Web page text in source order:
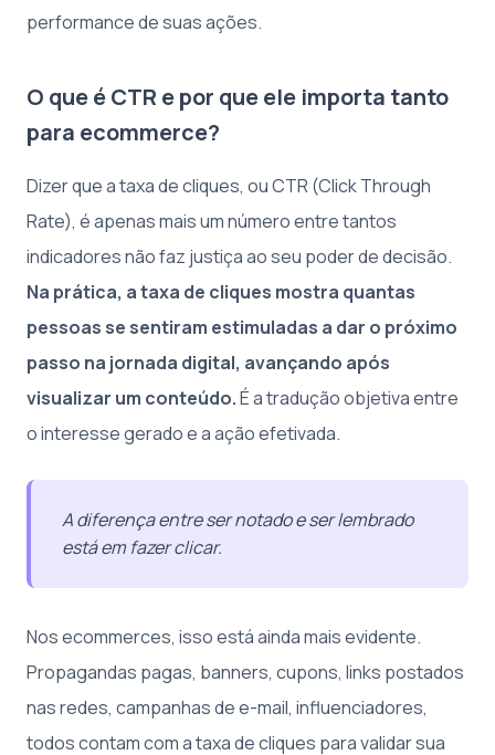
performance de suas ações.
O que é CTR e por que ele importa tanto
para ecommerce?
Dizer que a taxa de cliques, ou CTR (Click Through
Rate), é apenas mais um número entre tantos
indicadores não faz justiça ao seu poder de decisão.
Na prática, a taxa de cliques mostra quantas
pessoas se sentiram estimuladas a dar o próximo
passo na jornada digital, avançando após
visualizar um conteúdo.É a tradução objetiva entre
o interesse gerado e a ação efetivada.
A diferença entre ser notado e ser lembrado
está em fazer clicar.
Nos ecommerces, isso está ainda mais evidente.
Propagandas pagas, banners, cupons, links postados
nas redes, campanhas de e-mail, influenciadores,
todos contam com a taxa de cliques para validar sua